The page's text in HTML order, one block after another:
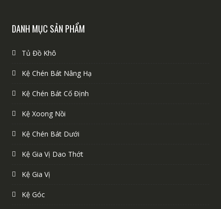
DANH MỤC SẢN PHẨM
Tủ Đồ Khô
Kệ Chén Bát Nâng Hạ
Kệ Chén Bát Cố Định
Kệ Xoong Nồi
Kệ Chén Bát Dưới
Kệ Gia Vị Dao Thớt
Kệ Gia Vị
Kệ Góc